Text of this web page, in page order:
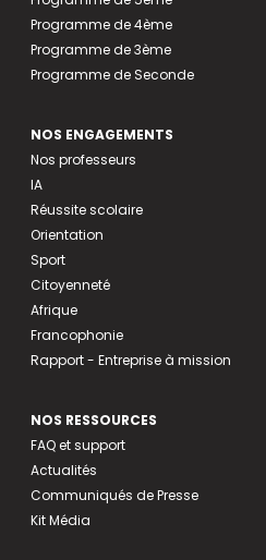
Programme de 4ème
Programme de 3ème
Programme de Seconde
NOS ENGAGEMENTS
Nos professeurs
IA
Réussite scolaire
Orientation
Sport
Citoyenneté
Afrique
Francophonie
Rapport - Entreprise à mission
NOS RESSOURCES
FAQ et support
Actualités
Communiqués de Presse
Kit Média